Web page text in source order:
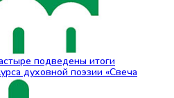
подведены итоги
духовной поэзии «Свеча